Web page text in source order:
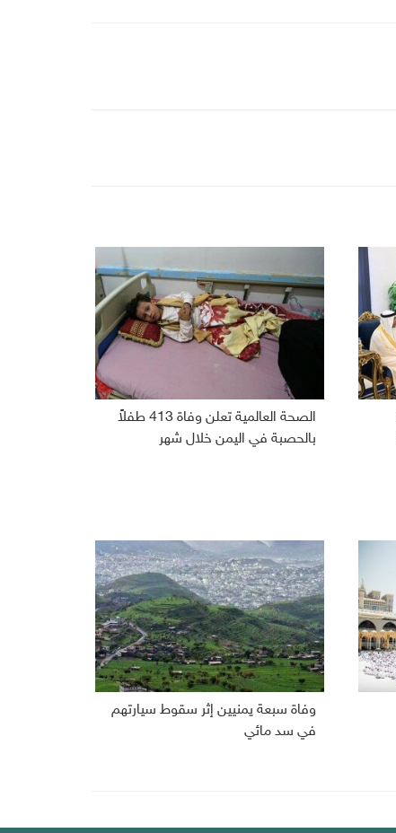
الصحة العالمية تعلن وفاة 413 طفلاً
بالحصبة في اليمن خلال شهر
وفاة سبعة يمنيين إثر سقوط سيارتهم
في سد مائي